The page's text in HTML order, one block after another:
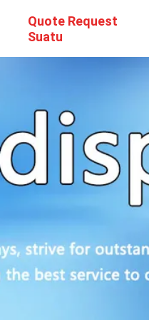
Quote Request
Suatu